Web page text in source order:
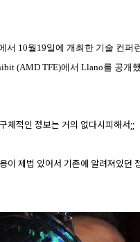
서 10월19일에 개최한 기술 컨퍼
(AMD TFE)에서 Llano를 공개
체적인 정보는 거의 없다시피해서;;
이 제법 있어서 기존에 알려져있던